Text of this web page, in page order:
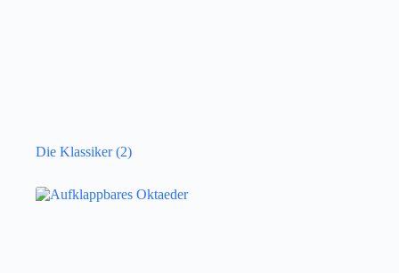
Die Klassiker(2)